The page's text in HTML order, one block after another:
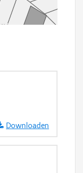
Downloaden